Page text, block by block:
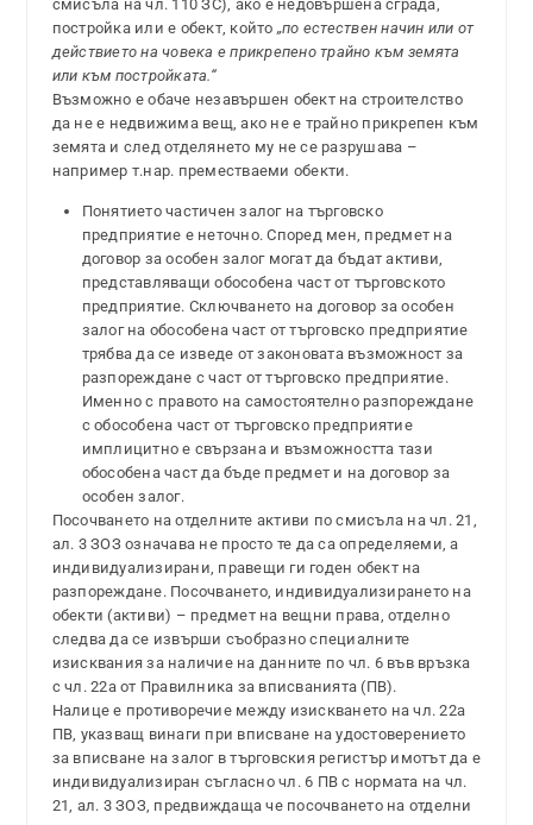
смисъла на чл. 110 ЗС), ако е недовършена сграда,
постройка или е обект, който „по естествен начин или от
действието на човека е прикрепено трайно към земята
или към постройката.“
Възможно е обаче незавършен обект на строителство
да не е недвижима вещ, ако не е трайно прикрепен към
земята и след отделянето му не се разрушава –
например т.нар. преместваеми обекти.
Понятието частичен залог на търговско
предприятие е неточно. Според мен, предмет на
договор за особен залог могат да бъдат активи,
представляващи обособена част от търговското
предприятие. Сключването на договор за особен
залог на обособена част от търговско предприятие
трябва да се изведе от законовата възможност за
разпореждане с част от търговско предприятие.
Именно с правото на самостоятелно разпореждане
с обособена част от търговско предприятие
имплицитно е свързана и възможността тази
обособена част да бъде предмет и на договор за
особен залог.
Посочването на отделните активи по смисъла на чл. 21,
ал. 3 ЗОЗ означава не просто те да са определяеми, а
индивидуализирани, правещи ги годен обект на
разпореждане. Посочването, индивидуализирането на
обекти (активи) – предмет на вещни права, отделно
следва да се извърши съобразно специалните
изисквания за наличие на данните по чл. 6 във връзка
с чл. 22а от Правилника за вписванията (ПВ).
Налице е противоречие между изискването на чл. 22а
ПВ, указващ винаги при вписване на удостоверението
за вписване на залог в търговския регистър имотът да е
индивидуализиран съгласно чл. 6 ПВ с нормата на чл.
21, ал. 3 ЗОЗ, предвиждаща че посочването на отделни